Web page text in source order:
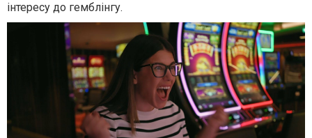
інтересу до гемблінгу.